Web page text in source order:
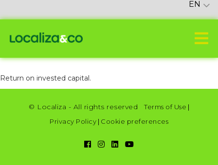
EN
Return on invested capital.
© Localiza - All rights reserved Terms of Use |
Privacy Policy | Cookie preferences